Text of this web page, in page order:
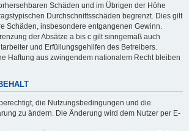
Schäden und im Übrigen der Höhe
Durchschnittsschäden begrenzt. Dies gilt
Schäden, insbesondere entgangenen Gewinn.
der Absätze a bis c gilt sinngemäß auch
und Erfüllungsgehilfen des Betreibers.
Haftung aus zwingendem nationalem Recht bleiben
die Nutzungsbedingungen und die
zu ändern. Die Änderung wird dem Nutzer per E-